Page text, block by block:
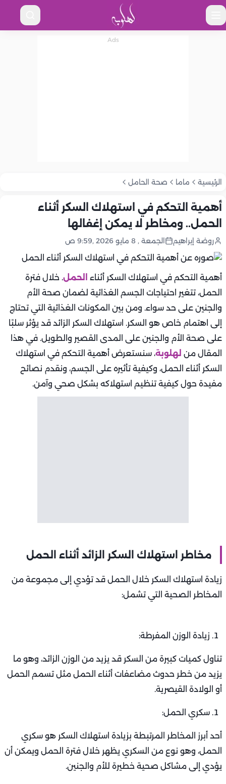
الرئيسية ماما صحة الحامل
أهمية التحكم في استهلاك السكر أثناء
الحمل.. ومخاطر لا يمكن إغفالها
روضة إبراهيم الجمعة , 8 مايو 2026 ,9:59 ص
أهمية التحكم في استهلاك السكر أثناء الحمل. خلال فترة
الحمل، تتغير احتياجات الجسم الغذائية لضمان صحة الأم
والجنين على حد سواء. ومن بين المكونات الغذائية التي تحتاج
إلى اهتمام خاص هو السكر. استهلاك السكر الزائد قد يؤثر سلبًا
على صحة الأم والجنين على المدى القصير والطويل. في هذا
المقال من لهلوبة، سنستعرض أهمية التحكم في استهلاك
السكر أثناء الحمل، وكيفية تأثيره على الجسم، ونقدم نصائح
مفيدة حول كيفية تنظيم استهلاكه بشكل صحي وآمن.
مخاطر استهلاك السكر الزائد أثناء الحمل
زيادة استهلاك السكر خلال الحمل قد تؤدي إلى مجموعة من
المخاطر الصحية التي تشمل:
زيادة الوزن المفرطة:
تناول كميات كبيرة من السكر قد يزيد من الوزن الزائد، وهو ما
يزيد من خطر حدوث مضاعفات أثناء الحمل مثل تسمم الحمل
أو الولادة القيصرية.
سكري الحمل:
أحد أبرز المخاطر المرتبطة بزيادة استهلاك السكر هو سكري
الحمل، وهو نوع من السكري يظهر خلال فترة الحمل ويمكن أن
يؤدي إلى مشاكل صحية خطيرة للأم والجنين.